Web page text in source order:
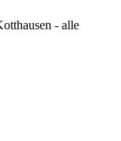
- alle